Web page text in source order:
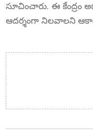
సూచించారు. ఈ కేంద్రం
ఆదర్శంగా నిలవాలని